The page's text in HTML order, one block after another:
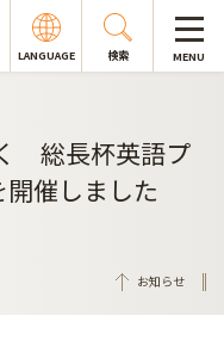
LANGUAGE 検索 MENU
総長杯英語プ
催しました
お知らせ